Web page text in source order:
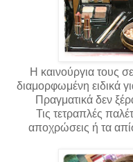
Η καινούργια τους
διαμορφωμένη ειδικά
Πραγματικά δεν
Τις τετραπλές
αποχρώσεις ή τα